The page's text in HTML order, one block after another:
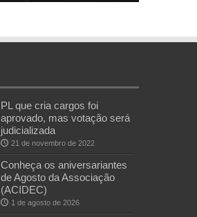
PL que cria cargos foi
aprovado, mas votação será
judicializada
21 de novembro de 2022
Conheça os aniversariantes
de Agosto da Associação
(ACIDEC)
1 de agosto de 2026